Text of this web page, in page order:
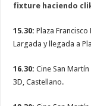
fixture haciendo
15.30:Plaza
Largada y llegada a
16.30:Cine San
3D, Castellano.